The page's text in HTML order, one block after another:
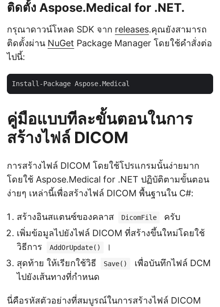
ติดตั้ง Aspose.Medical for .NET.
กรุณาดาวน์โหลด SDK จาก releases.คุณยังสามารถ
ติดตั้งผ่าน NuGet Package Manager โดยใช้คำสั่งต่อ
ไปนี้:
คู่มือแบบทีละขั้นตอนในการ
สร้างไฟล์ DICOM
การสร้างไฟล์ DICOM โดยใช้โปรแกรมนั้นง่ายมาก
โดยใช้ Aspose.Medical for .NET ปฏิบัติตามขั้นตอน
ง่ายๆ เหล่านี้เพื่อสร้างไฟล์ DICOM พื้นฐานใน C#:
สร้างอินสแตนซ์ของคลาส DicomFile
ครับ
เพิ่มข้อมูลไปยังไฟล์ DICOM ที่สร้างขึ้นใหม่โดยใช้
วิธีการ
AddOrUpdate()
।
สุดท้าย ให้เรียกใช้วิธี
Save()
เพื่อบันทึกไฟล์ DCM
ไปยังเส้นทางที่กำหนด
นี่คือรหัสตัวอย่างที่สมบูรณ์ในการสร้างไฟล์ DICOM